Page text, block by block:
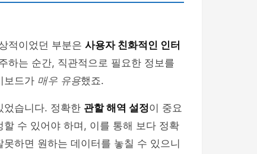
적이었던 부분은 사용자 친화적인 인터
하는 순간, 직관적으로 필요한 정보를
보드가 매우 유용했죠.
었습니다. 정확한 관할 해역 설정이 중요
수 있어야 하며, 이를 통해 보다 정확
하면 원하는 데이터를 놓칠 수 있으니